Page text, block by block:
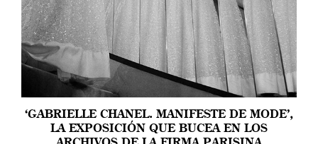
‘GABRIELLE CHANEL. MANIFESTE DE MODE’,
LA EXPOSICIÓN QUE BUCEA EN LOS